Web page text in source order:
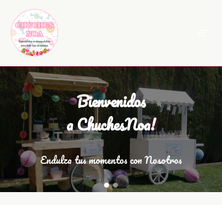
contenido
Bienvenidos
a ChuchesNoa!
Endulza tus momentos con Nosotros